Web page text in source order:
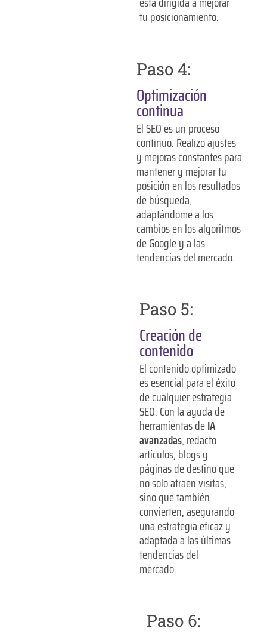
tu posicionamiento.
Paso 4:
Optimización
continua
El SEO es un proceso
continuo. Realizo ajustes
y mejoras constantes para
mantener y mejorar tu
posición en los resultados
de búsqueda,
adaptándome a los
cambios en los algoritmos
de Google y a las
tendencias del mercado.
Paso 5:
Creación de
contenido
El contenido optimizado
es esencial para el éxito
de cualquier estrategia
SEO. Con la ayuda de
herramientas deIA
avanzadas, redacto
artículos, blogs y
páginas de destino que
no solo atraen visitas,
sino que también
convierten, asegurando
una estrategia eficaz y
adaptada a las últimas
tendencias del
mercado.
Paso 6: